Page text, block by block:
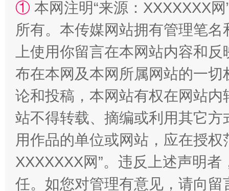
国家大学科技园优化重塑工作
① 本网注明“来源：XXXXXXX
所有。本传媒网站拥有管理笔
上使用你留言在本网站内容和
布在本网及本网所属网站的一
论和投稿，本网站有权在网站
站不得转载、摘编或利用其它
用作品的单位或网站，应在授
XXXXXXX网”。违反上述声明
任。如您对管理有意见，请向